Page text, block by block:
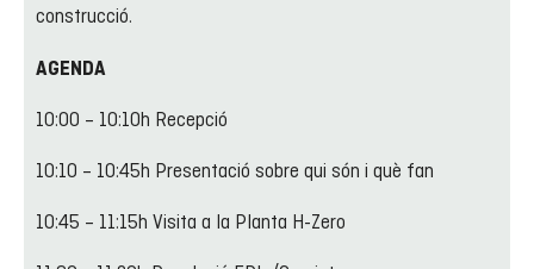
construcció.
AGENDA
10:00 – 10:10h Recepció
10:10 – 10:45h Presentació sobre qui són i què fan
10:45 – 11:15h Visita a la Planta H-Zero